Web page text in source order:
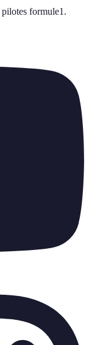
pilotes formule1 .